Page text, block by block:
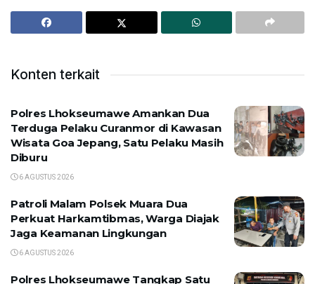
Konten terkait
Polres Lhokseumawe Amankan Dua
Terduga Pelaku Curanmor di Kawasan
Wisata Goa Jepang, Satu Pelaku Masih
Diburu
6 AGUSTUS 2026
Patroli Malam Polsek Muara Dua
Perkuat Harkamtibmas, Warga Diajak
Jaga Keamanan Lingkungan
6 AGUSTUS 2026
Polres Lhokseumawe Tangkap Satu